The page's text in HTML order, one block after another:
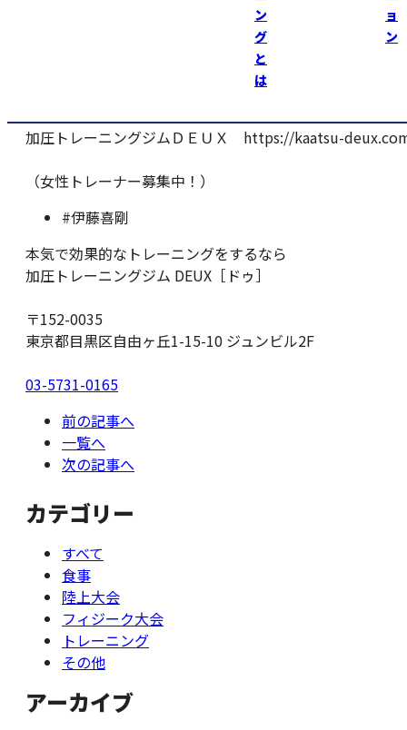
ン
グ
と
は
ョ
ン
『加圧ＤＥＵＸ』８月４日（日）～７日（水）まで休館
加圧トレーニングジムＤＥＵＸ https://kaatsu-
（女性トレーナー募集中！）
#伊藤喜剛
本気で効果的なトレーニングをするなら
加圧トレーニングジム DEUX［ドゥ］
〒152-0035
東京都目黒区自由ヶ丘1-15-10 ジュンビル2F
03-5731-0165
前の記事へ
一覧へ
次の記事へ
カテゴリー
すべて
食事
陸上大会
フィジーク大会
トレーニング
その他
アーカイブ